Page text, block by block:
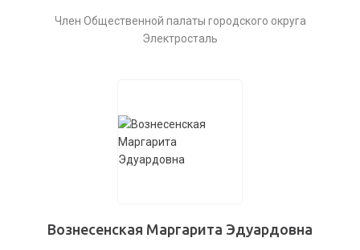
Член Общественной палаты городского округа
Электросталь
Вознесенская Маргарита Эдуардовна